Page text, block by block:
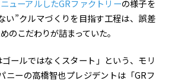
ューアルしたGRファクトリーの様子を
い”クルマづくりを目指す工程は、誤差
のこだわりが詰まっていた。
ゴールではなくスタート」という、モリ
ニーの高橋智也プレジデントは「GRフ